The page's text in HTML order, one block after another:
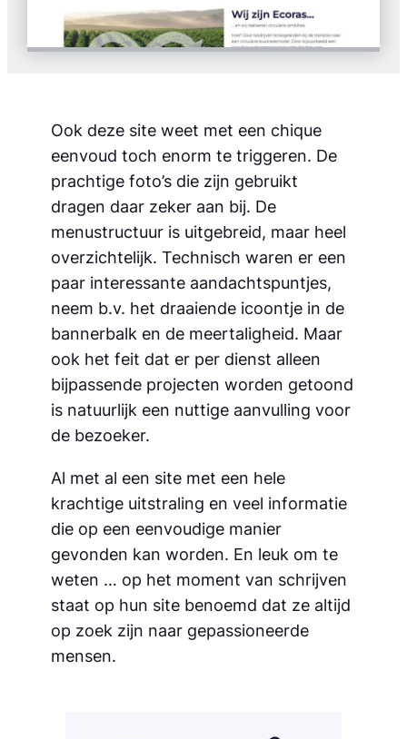
Ook deze site weet met een chique
eenvoud toch enorm te triggeren. De
prachtige foto’s die zijn gebruikt
dragen daar zeker aan bij. De
menustructuur is uitgebreid, maar heel
overzichtelijk. Technisch waren er een
paar interessante aandachtspuntjes,
neem b.v. het draaiende icoontje in de
bannerbalk en de meertaligheid. Maar
ook het feit dat er per dienst alleen
bijpassende projecten worden getoond
is natuurlijk een nuttige aanvulling voor
de bezoeker.
Al met al een site met een hele
krachtige uitstraling en veel informatie
die op een eenvoudige manier
gevonden kan worden. En leuk om te
weten … op het moment van schrijven
staat op hun site benoemd dat ze altijd
op zoek zijn naar gepassioneerde
mensen.